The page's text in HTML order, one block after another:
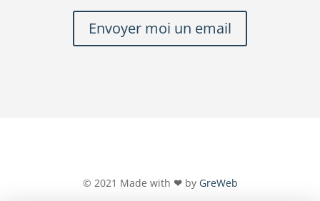
Envoyer moi un email
© 2021 Made with ❤by GreWeb